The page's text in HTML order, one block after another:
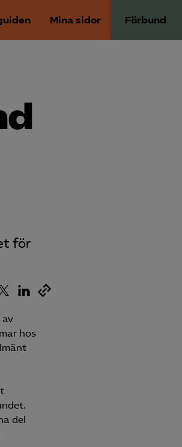
Mina sidor Förbund
för
av
hos
del